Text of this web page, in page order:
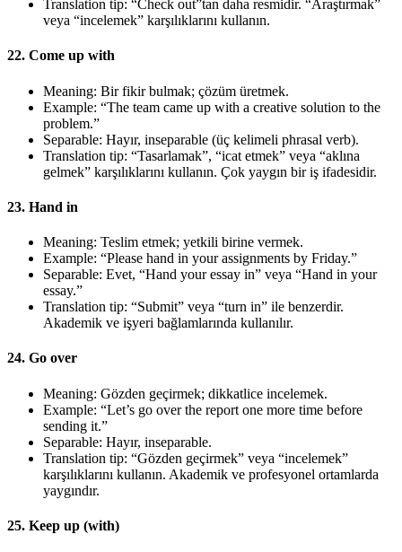
Translation tip: “Check out”tan daha resmidir. “Araştırmak”
veya “incelemek” karşılıklarını kullanın.
22. Come up with
Meaning: Bir fikir bulmak; çözüm üretmek.
Example: “The team came up with a creative solution to the
problem.”
Separable: Hayır, inseparable (üç kelimeli phrasal verb).
Translation tip: “Tasarlamak”, “icat etmek” veya “aklına
gelmek” karşılıklarını kullanın. Çok yaygın bir iş ifadesidir.
23. Hand in
Meaning: Teslim etmek; yetkili birine vermek.
Example: “Please hand in your assignments by Friday.”
Separable: Evet, “Hand your essay in” veya “Hand in your
essay.”
Translation tip: “Submit” veya “turn in” ile benzerdir.
Akademik ve işyeri bağlamlarında kullanılır.
24. Go over
Meaning: Gözden geçirmek; dikkatlice incelemek.
Example: “Let’s go over the report one more time before
sending it.”
Separable: Hayır, inseparable.
Translation tip: “Gözden geçirmek” veya “incelemek”
karşılıklarını kullanın. Akademik ve profesyonel ortamlarda
yaygındır.
25. Keep up (with)